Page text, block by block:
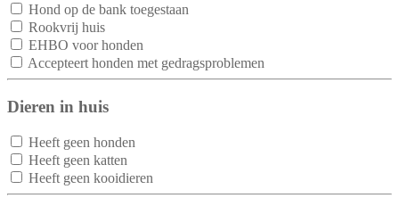
Hond op de bank toegestaan
Rookvrij huis
EHBO voor honden
Accepteert honden met gedragsproblemen
Dieren in huis
Heeft geen honden
Heeft geen katten
Heeft geen kooidieren